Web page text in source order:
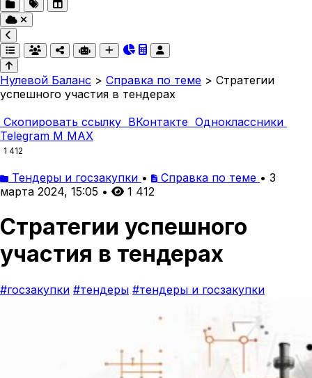
Нулевой Баланс > Справка по теме > Стратегии
успешного участия в тендерах
Скопировать ссылку ВКонтакте Одноклассники
Telegram M MAX
1 412
Тендеры и госзакупки • Справка по теме • 3
марта 2024, 15:05 • 1 412
Стратегии успешного
участия в тендерах
#госзакупки #тендеры #тендеры и госзакупки